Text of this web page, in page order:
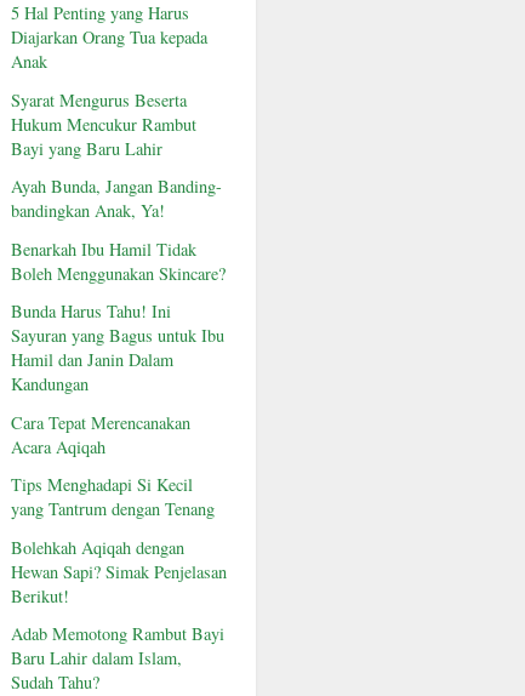
5 Hal Penting yang Harus
Diajarkan Orang Tua kepada
Anak
Syarat Mengurus Beserta
Hukum Mencukur Rambut
Bayi yang Baru Lahir
Ayah Bunda, Jangan Banding-
bandingkan Anak, Ya!
Benarkah Ibu Hamil Tidak
Boleh Menggunakan Skincare?
Bunda Harus Tahu! Ini
Sayuran yang Bagus untuk Ibu
Hamil dan Janin Dalam
Kandungan
Cara Tepat Merencanakan
Acara Aqiqah
Tips Menghadapi Si Kecil
yang Tantrum dengan Tenang
Bolehkah Aqiqah dengan
Hewan Sapi? Simak Penjelasan
Berikut!
Adab Memotong Rambut Bayi
Baru Lahir dalam Islam,
Sudah Tahu?